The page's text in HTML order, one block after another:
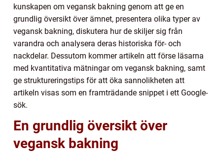
kunskapen om vegansk bakning genom att ge en
grundlig översikt över ämnet, presentera olika typer av
vegansk bakning, diskutera hur de skiljer sig från
varandra och analysera deras historiska för- och
nackdelar. Dessutom kommer artikeln att förse läsarna
med kvantitativa mätningar om vegansk bakning, samt
ge struktureringstips för att öka sannolikheten att
artikeln visas som en framträdande snippet i ett Google-
sök.
En grundlig översikt över
vegansk bakning